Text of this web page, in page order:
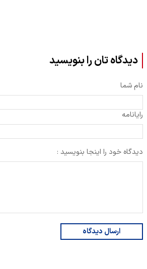
دیدگاه تان را بنویسید
نام شما
رایانامه
دیدگاه خود را اینجا بنویسید :
ارسال دیدگاه